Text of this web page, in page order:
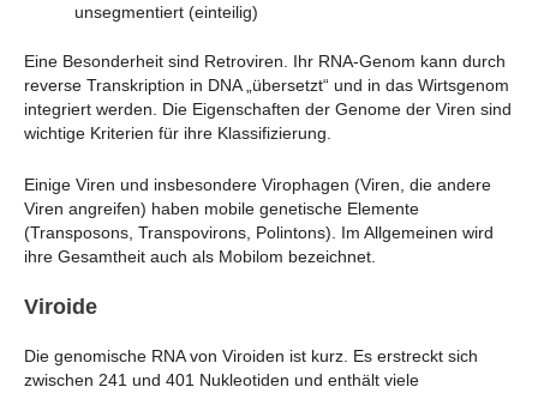
unsegmentiert (einteilig)
Eine Besonderheit sind Retroviren. Ihr RNA-Genom kann durch
reverse Transkription in DNA „übersetzt“ und in das Wirtsgenom
integriert werden. Die Eigenschaften der Genome der Viren sind
wichtige Kriterien für ihre Klassifizierung.
Einige Viren und insbesondere Virophagen (Viren, die andere
Viren angreifen) haben mobile genetische Elemente
(Transposons, Transpovirons, Polintons). Im Allgemeinen wird
ihre Gesamtheit auch als Mobilom bezeichnet.
Viroide
Die genomische RNA von Viroiden ist kurz. Es erstreckt sich
zwischen 241 und 401 Nukleotiden und enthält viele